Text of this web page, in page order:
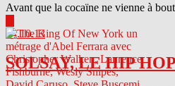
Avant que la cocaïne ne vienne à
04.10.13
SOLSAY, LE HIP